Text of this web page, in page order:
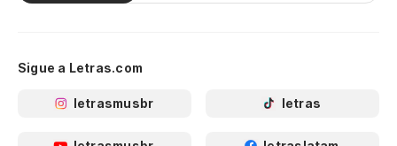
Sigue a Letras.com
letrasmusbr letras